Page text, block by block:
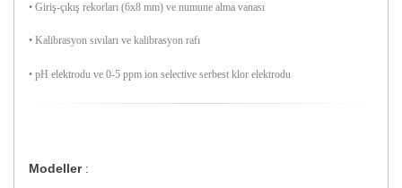
• Giriş-çıkış rekorları (6x8 mm) ve numune alma vanası
• Kalibrasyon sıvıları ve kalibrasyon rafı
• pH elektrodu ve 0-5 ppm ion selective serbest klor elektrodu
Modeller: